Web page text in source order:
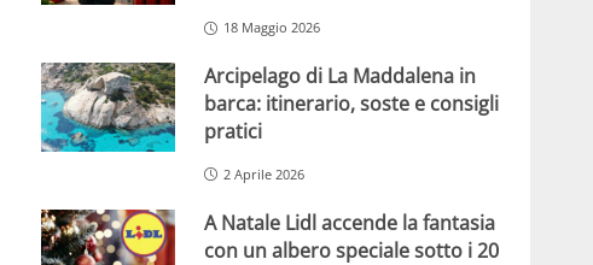
18 Maggio 2026
Arcipelago di La Maddalena in
barca: itinerario, soste e consigli
pratici
2 Aprile 2026
A Natale Lidl accende la fantasia
con un albero speciale sotto i 20